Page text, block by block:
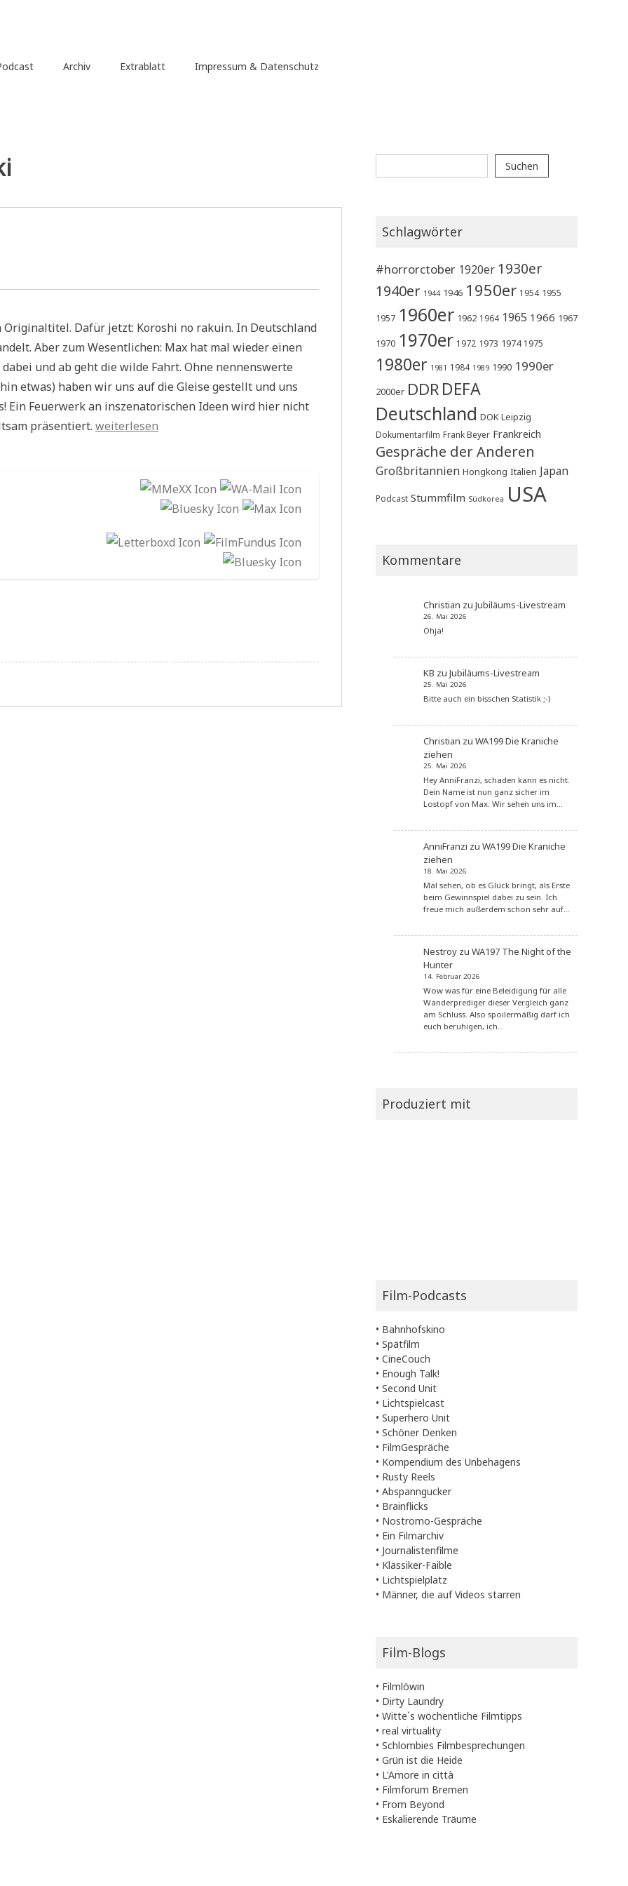
Archiv Extrablatt Impressum & Datenschutz
Dafür jetzt: Koroshi no rakuin. In Deutschland
Aber zum Wesentlichen: Max hat mal wieder einen
und ab geht die wilde Fahrt. Ohne nennenswerte
etwas) haben wir uns auf die Gleise gestellt und uns
Ein Feuerwerk an inszenatorischen Ideen wird hier nicht
präsentiert. „WA057
weiterlesen
Suchen
Suchen
Schlagwörter
#horrorctober 1920er 1930er
1940er 1944 1946 1950er 1954 1955
1957 1960er 1962 1964 1965 1966 1967
1970 1970er 1972 1973 1974 1975
1980er 1981 1984 1989 1990 1990er
2000er DDR DEFA
Deutschland DOK Leipzig
Dokumentarfilm Frank Beyer Frankreich
Gespräche der Anderen
Großbritannien Hongkong Italien Japan
Podcast Stummfilm Südkorea USA
Kommentare
Christian zuJubiläums-Livestream
26. Mai 2026
Ohja!
KB zuJubiläums-Livestream
25. Mai 2026
Bitte auch ein bisschen Statistik ;-)
Christian zuWA199 Die Kraniche
ziehen
25. Mai 2026
Hey AnniFranzi, schaden kann es nicht.
Dein Name ist nun ganz sicher im
Lostopf von Max. Wir sehen uns im…
AnniFranzi zuWA199 Die Kraniche
ziehen
18. Mai 2026
Mal sehen, ob es Glück bringt, als Erste
beim Gewinnspiel dabei zu sein. Ich
freue mich außerdem schon sehr auf…
Nestroy zuWA197 The Night of the
Hunter
14. Februar 2026
Wow was für eine Beleidigung für alle
Wanderprediger dieser Vergleich ganz
am Schluss. Also spoilermäßig darf ich
euch beruhigen, ich…
Produziert mit
Film-Podcasts
• Bahnhofskino
• Spätfilm
• CineCouch
• Enough Talk!
• Second Unit
• Lichtspielcast
• Superhero Unit
• Schöner Denken
• FilmGespräche
• Kompendium des Unbehagens
• Rusty Reels
• Abspanngucker
• Brainflicks
• Nostromo-Gespräche
• Ein Filmarchiv
• Journalistenfilme
• Klassiker-Faible
• Lichtspielplatz
• Männer, die auf Videos starren
Film-Blogs
• Filmlöwin
• Dirty Laundry
• Witte´s wöchentliche Filmtipps
• real virtuality
• Schlombies Filmbesprechungen
• Grün ist die Heide
• L'Amore in città
• Filmforum Bremen
• From Beyond
• Eskalierende Träume